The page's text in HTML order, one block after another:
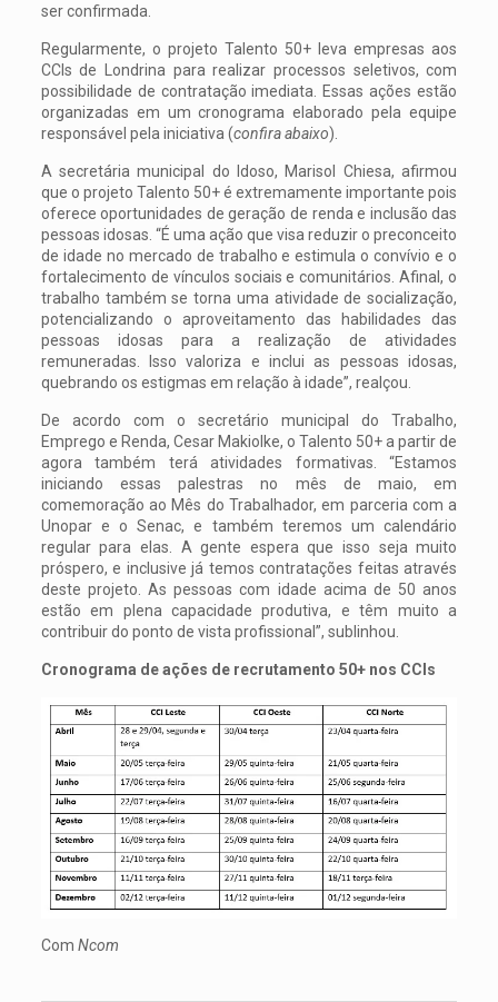
ser confirmada.
Regularmente, o projeto Talento 50+ leva empresas aos
CCIs de Londrina para realizar processos seletivos, com
possibilidade de contratação imediata. Essas ações estão
organizadas em um cronograma elaborado pela equipe
responsável pela iniciativa (confira abaixo).
A secretária municipal do Idoso, Marisol Chiesa, afirmou
que o projeto Talento 50+ é extremamente importante pois
oferece oportunidades de geração de renda e inclusão das
pessoas idosas. “É uma ação que visa reduzir o preconceito
de idade no mercado de trabalho e estimula o convívio e o
fortalecimento de vínculos sociais e comunitários. Afinal, o
trabalho também se torna uma atividade de socialização,
potencializando o aproveitamento das habilidades das
pessoas idosas para a realização de atividades
remuneradas. Isso valoriza e inclui as pessoas idosas,
quebrando os estigmas em relação à idade”, realçou.
De acordo com o secretário municipal do Trabalho,
Emprego e Renda, Cesar Makiolke, o Talento 50+ a partir de
agora também terá atividades formativas. “Estamos
iniciando essas palestras no mês de maio, em
comemoração ao Mês do Trabalhador, em parceria com a
Unopar e o Senac, e também teremos um calendário
regular para elas. A gente espera que isso seja muito
próspero, e inclusive já temos contratações feitas através
deste projeto. As pessoas com idade acima de 50 anos
estão em plena capacidade produtiva, e têm muito a
contribuir do ponto de vista profissional”, sublinhou.
Cronograma de ações de recrutamento 50+ nos CCIs
Com Ncom